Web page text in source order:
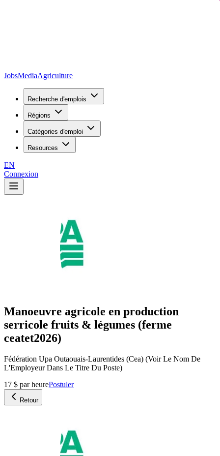
JobsMediaAgriculture
Recherche d'emplois
Régions
Catégories d'emploi
Resources
EN
Connexion
Manoeuvre agricole en production
serricole fruits & légumes (ferme
ceatet2026)
Fédération Upa Outaouais-Laurentides (Cea) (Voir Le Nom De
L'Employeur Dans Le Titre Du Poste)
17 $ par heurePostuler
Retour